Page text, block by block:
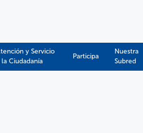
y Servicio
la Ciudadanía
Participa
Nuestra
Subred